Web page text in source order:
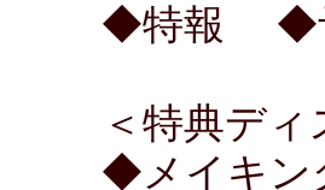
◆特報 ◆
＜特典ディ
◆メイキン